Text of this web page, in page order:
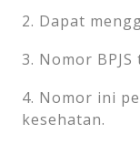
2. Dapat
3. Nomor
4. Nomor ini
kesehatan.